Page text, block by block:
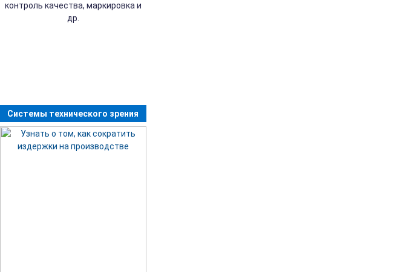
контроль качества, маркировка и
др.
Системы технического зрения